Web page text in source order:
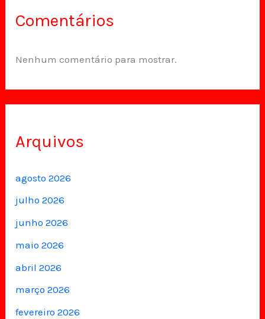
Comentários
Nenhum comentário para mostrar.
Arquivos
agosto 2026
julho 2026
junho 2026
maio 2026
abril 2026
março 2026
fevereiro 2026